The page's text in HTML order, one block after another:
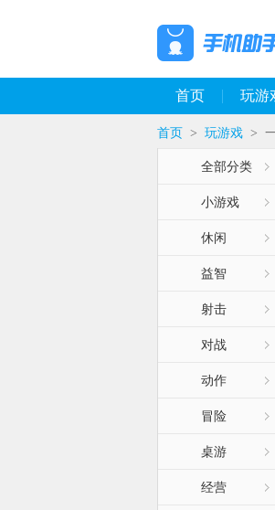
首页 玩游
首页 > 玩游戏 >
全部分类
小游戏
休闲
益智
射击
对战
动作
冒险
桌游
经营